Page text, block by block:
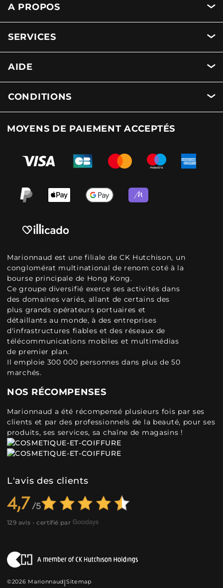
A PROPOS
SERVICES
AIDE
CONDITIONS
MOYENS DE PAIEMENT ACCEPTÉS
Marionnaud est une filiale de CK Hutchison, un
conglomérat multinational de renom coté à la
bourse principale de Hong Kong.
Ce groupe diversifié exerce ses activités dans
des domaines variés, allant de certains des
plus grands opérateurs portuaires et
détaillants au monde, à des entreprises
d'infrastructures fiables et des réseaux de
télécommunications mobiles et multimédias
de premier plan.
Il emploie 300 000 personnes dans plus de 50
marchés.
NOS RÉCOMPENSES
Marionnaud a été récompensé plusieurs fois par ses
clients et par des professionnels de la beauté, pour ses
produits, ses services, sa chaîne de magasins !
L'avis des clients
4,7
129 avis - certifié par
©2026 Marionnaud|Sitemap